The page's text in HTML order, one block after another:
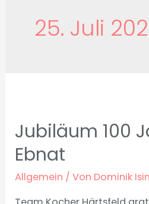
25. Juli
Jubiläum 100
Ebnat
Allgemein / Von Dominik Isin